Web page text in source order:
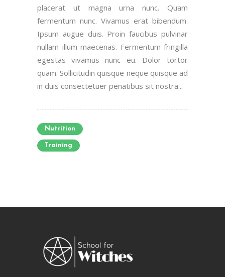
placerat ut magna urna nunc. Quam
fermentum nunc. Vivamus erat bibendum.
Ipsum augue duis. Proin faucibus pulvinar
nullam illum maecenas. Fermentum fringilla
egestas vivamus nunc eu. Dolor tortor
quam. Sollicitudin quisque neque quisque ad
in duis consectetuer penatibus sit nostra...
Nutrition
Training